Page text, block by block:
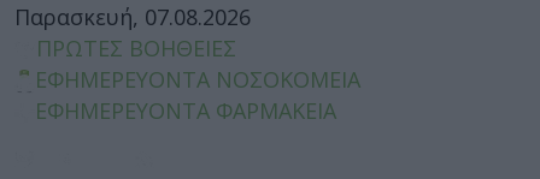
Παρασκευή, 07.08.2026
ΠΡΩΤΕΣ ΒΟΗΘΕΙΕΣ
ΕΦΗΜΕΡΕΥΟΝΤΑ ΝΟΣΟΚΟΜΕΙΑ
ΕΦΗΜΕΡΕΥΟΝΤΑ ΦΑΡΜΑΚΕΙΑ